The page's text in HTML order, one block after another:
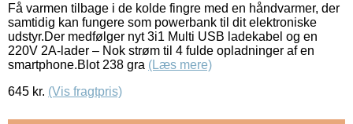
Få varmen tilbage i de kolde fingre med en håndvarmer, der
samtidig kan fungere som powerbank til dit elektroniske
udstyr.Der medfølger nyt 3i1 Multi USB ladekabel og en
220V 2A-lader – Nok strøm til 4 fulde opladninger af en
smartphone.Blot 238 gra (Læs mere)
645 kr. (Vis fragtpris)